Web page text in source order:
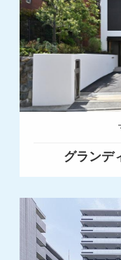
グランデ